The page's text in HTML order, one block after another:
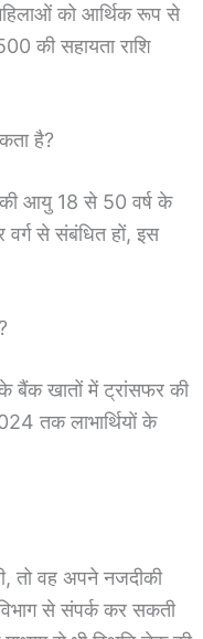
को आर्थिक रूप से
की सहायता राशि
है?
आयु 18 से 50 वर्ष के
से संबंधित हों, इस
बैंक खातों में ट्रांसफर की
तक लाभार्थियों के
तो वह अपने नजदीकी
से संपर्क कर सकती